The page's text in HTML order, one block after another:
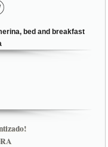
bed and breakfast